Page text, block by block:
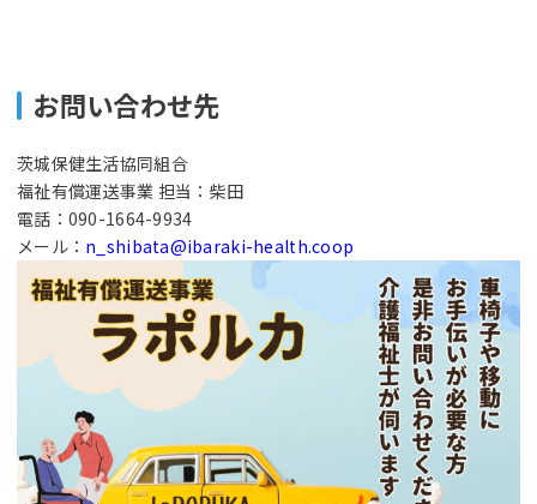
お問い合わせ先
茨城保健生活協同組合
福祉有償運送事業 担当：柴田
電話：090-1664-9934
メール： n_shibata@ibaraki-health.coop